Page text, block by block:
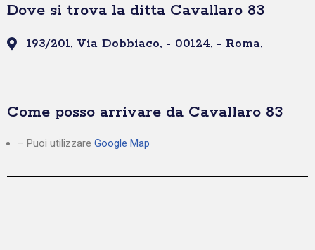
Dove si trova la ditta Cavallaro 83
193/201, Via Dobbiaco, - 00124, - Roma,
Come posso arrivare da Cavallaro 83
– Puoi utilizzare Google Map